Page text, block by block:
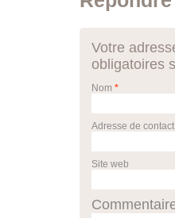
Votre
obligatoires
Nom *
Adresse de contact
Site web